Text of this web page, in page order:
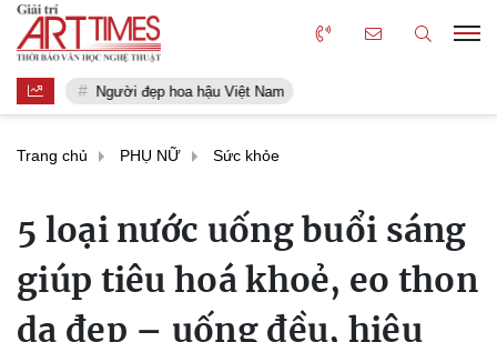
Người đẹp hoa hậu Việt Nam
Trang chủ PHỤ NỮ Sức khỏe
5 loại nước uống buổi sáng
giúp tiêu hoá khoẻ, eo thon
da đẹp – uống đều, hiệu